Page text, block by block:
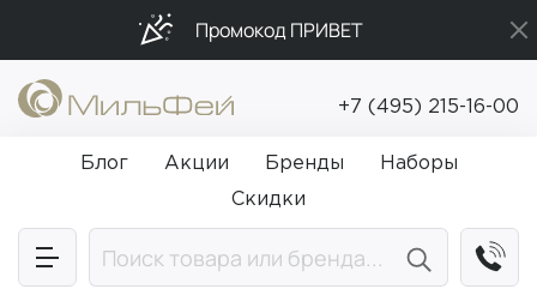
Промокод ПРИВЕТ
Бесплатная доставка от 5 000₽
Подарки в каждый заказ от 5 000₽
+7 (495) 215-16-00
Блог Акции Бренды
Наборы
Скидки